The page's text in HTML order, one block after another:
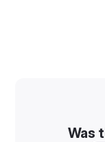
Was